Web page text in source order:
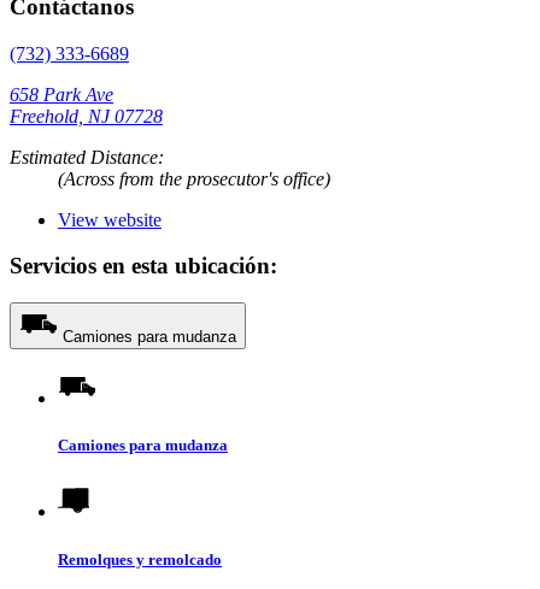
Contáctanos
(732) 333-6689
658 Park Ave
Freehold, NJ 07728
Estimated Distance:
(Across from the prosecutor's office)
View website
Servicios en esta ubicación:
Camiones para mudanza
Camiones para mudanza
Remolques y remolcado